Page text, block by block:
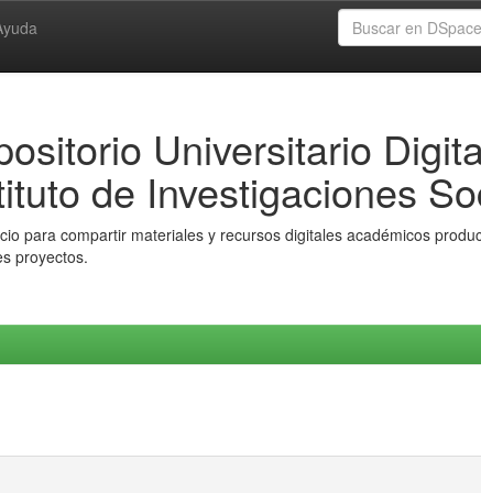
Universitario
de Investigaciones
para compartir materiales y recursos digitales académicos
proyectos.